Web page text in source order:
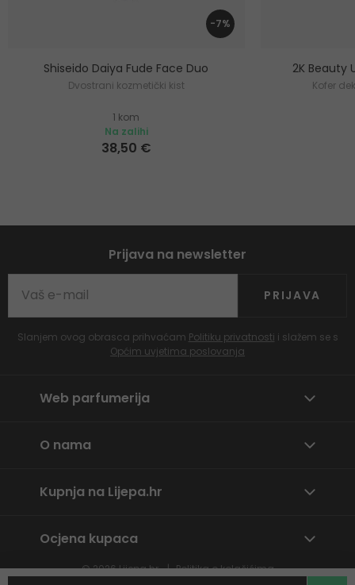
-7%
Shiseido Daiya Fude Face Duo
Dvostrani kozmetički kist
1 kom
Na zalihi
38,50 €
2K Beauty
Kofer
Prijava na newsletter
PRIJAVA
Slanjem ovog obrasca prihvaćam Politiku privatnosti i slažem se s
Općim uvjetima poslovanja
Web parfumerija
O nama
Kupnja na Lijepa.hr
Ocjena kupaca
© 2026Lijepa.hr
Politika o kolačićima